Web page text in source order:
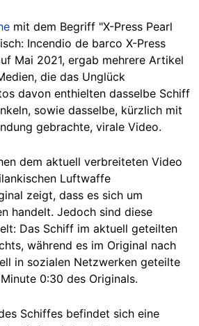
mit dem Begriff "X-Press Pearl
Incendio de barco X-Press
Mai 2021, ergab mehrere Artikel
die das Unglück
davon enthielten dasselbe Schiff
sowie dasselbe, kürzlich mit
gebrachte, virale Video.
dem aktuell verbreiteten Video
Luftwaffe
zeigt, dass es sich um
handelt. Jedoch sind diese
Das Schiff im aktuell geteilten
während es im Original nach
in sozialen Netzwerken geteilte
0:30 des Originals.
Schiffes befindet sich eine